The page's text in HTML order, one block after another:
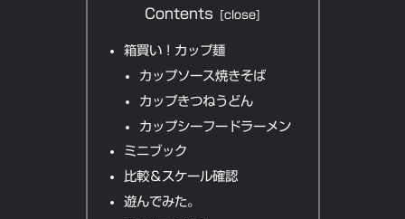
Contents
箱買い！カップ麺
カップソース焼きそば
カップきつねうどん
カップシーフードラーメン
ミニブック
比較＆スケール確認
遊んでみた。